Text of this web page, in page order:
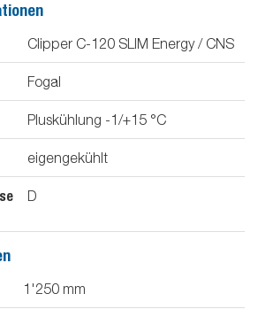
Clipper C-120 SLIM Energy / CNS
Fogal
Pluskühlung -1/+15 °C
eigengekühlt
D
1'250 mm